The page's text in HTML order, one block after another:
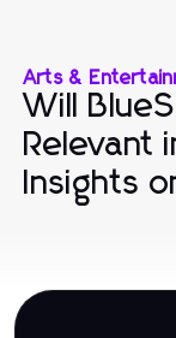
Arts &
Will
Relevant
Insights